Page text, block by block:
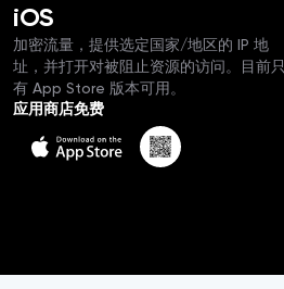
iOS
加密流量，提供选定国家/地区的 IP 地
址，并打开对被阻止资源的访问。目前只
有 App Store 版本可用。
应用商店免费